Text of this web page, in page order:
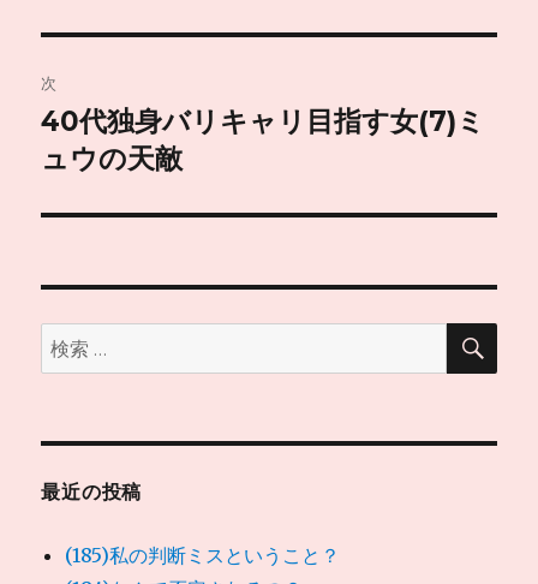
ビ
ゲ
ー
ン
稿:
次
次
の
稿:
40代独身バリキャリ目指す女(7)ミ
ュウの天敵
検
索:
検
最近の投稿
(185)私の判断ミスということ？